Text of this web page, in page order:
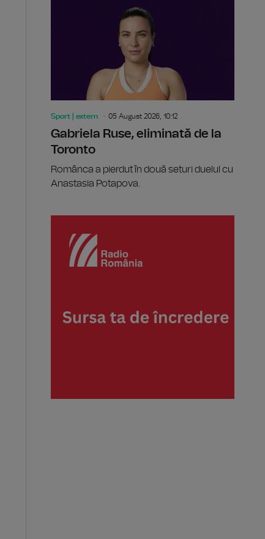
Sport | extern 05 August 2026, 10:12
Gabriela Ruse, eliminată de la
Toronto
Românca a pierdut în două seturi duelul cu
Anastasia Potapova.